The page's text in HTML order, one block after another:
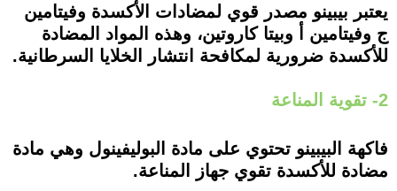
يعتبر بيبينو مصدر قوي لمضادات الأكسدة وفيتامين
ج وفيتامين أ وبيتا كاروتين، وهذه المواد المضادة
للأكسدة ضرورية لمكافحة انتشار الخلايا السرطانية.
2- تقوية المناعة
فاكهة البيبينو تحتوي على مادة البوليفينول وهي مادة
مضادة للأكسدة تقوي جهاز المناعة.